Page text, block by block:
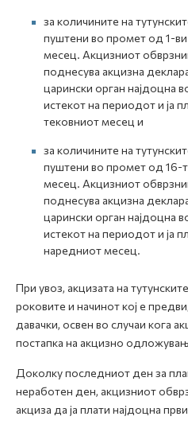
за количините на
пуштени во промет од 1-
месец. Акцизниот
поднесува акцизна
царински орган најдоцна
истекот на периодот и ја
тековниот месец и
за количините на
пуштени во промет од 16-
месец. Акцизниот
поднесува акцизна
царински орган најдоцна
истекот на периодот и ја
наредниот месец.
При увоз, акцизата на
роковите и начинот кој е
давачки, освен во случаи кога
постапка на акцизно
Доколку последниот ден за
неработен ден, акцизниот
акциза да ја плати најдоцна